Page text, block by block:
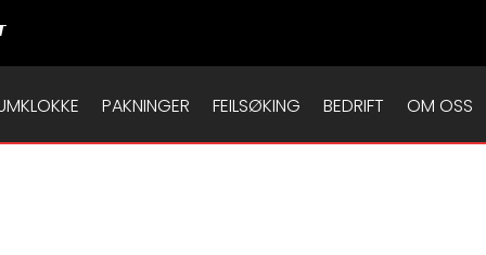
PAKNINGER FEILSØKING BEDRIFT OM OSS